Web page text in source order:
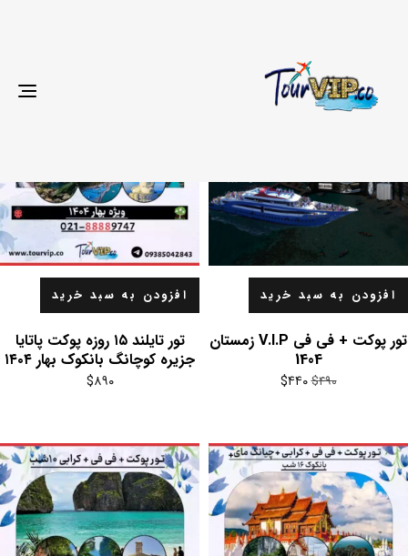
فروش ویژه!
افزودن به سبد خرید
تور پوکت + فی فی V.I.P زمستان
1404
$۴۹۰
بود.
$۴۴۰
است.
افزودن به سبد خرید
تور تایلند ۱۵ روزه پوکت پاتایا
جزیره کوچانگ بانکوک بهار ۱۴۰۴
$۸۹۰